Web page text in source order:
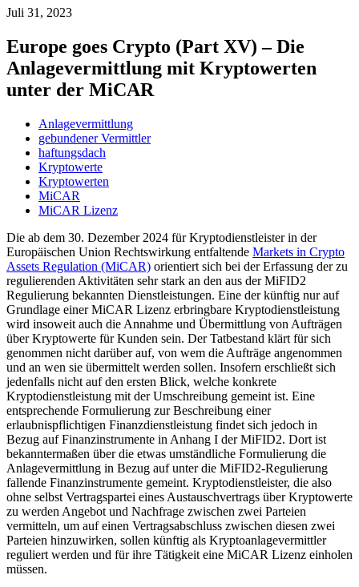
Juli 31, 2023
Europe goes Crypto (Part XV) – Die
Anlagevermittlung mit Kryptowerten
unter der MiCAR
Anlagevermittlung
gebundener Vermittler
haftungsdach
Kryptowerte
Kryptowerten
MiCAR
MiCAR Lizenz
Die ab dem 30. Dezember 2024 für Kryptodienstleister in der
Europäischen Union Rechtswirkung entfaltende Markets in Crypto
Assets Regulation (MiCAR) orientiert sich bei der Erfassung der zu
regulierenden Aktivitäten sehr stark an den aus der MiFID2
Regulierung bekannten Dienstleistungen. Eine der künftig nur auf
Grundlage einer MiCAR Lizenz erbringbare Kryptodienstleistung
wird insoweit auch die Annahme und Übermittlung von Aufträgen
über Kryptowerte für Kunden sein. Der Tatbestand klärt für sich
genommen nicht darüber auf, von wem die Aufträge angenommen
und an wen sie übermittelt werden sollen. Insofern erschließt sich
jedenfalls nicht auf den ersten Blick, welche konkrete
Kryptodienstleistung mit der Umschreibung gemeint ist. Eine
entsprechende Formulierung zur Beschreibung einer
erlaubnispflichtigen Finanzdienstleistung findet sich jedoch in
Bezug auf Finanzinstrumente in Anhang I der MiFID2. Dort ist
bekanntermaßen über die etwas umständliche Formulierung die
Anlagevermittlung in Bezug auf unter die MiFID2-Regulierung
fallende Finanzinstrumente gemeint. Kryptodienstleister, die also
ohne selbst Vertragspartei eines Austauschvertrags über Kryptowerte
zu werden Angebot und Nachfrage zwischen zwei Parteien
vermitteln, um auf einen Vertragsabschluss zwischen diesen zwei
Parteien hinzuwirken, sollen künftig als Kryptoanlagevermittler
reguliert werden und für ihre Tätigkeit eine MiCAR Lizenz einholen
müssen.